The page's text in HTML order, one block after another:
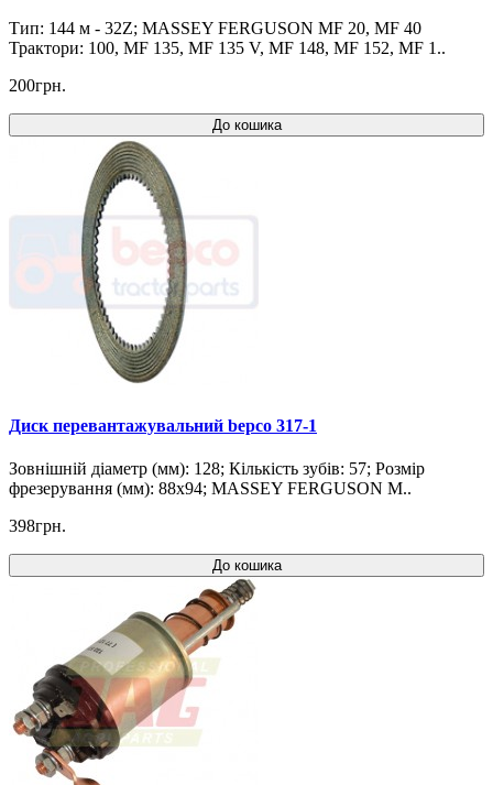
Тип: 144 м - 32Z; MASSEY FERGUSON MF 20, MF 40
Трактори: 100, MF 135, MF 135 V, MF 148, MF 152, MF 1..
200грн.
До кошика
Диск перевантажувальний bepco 317-1
Зовнішній діаметр (мм): 128; Кількість зубів: 57; Розмір
фрезерування (мм): 88x94; MASSEY FERGUSON M..
398грн.
До кошика